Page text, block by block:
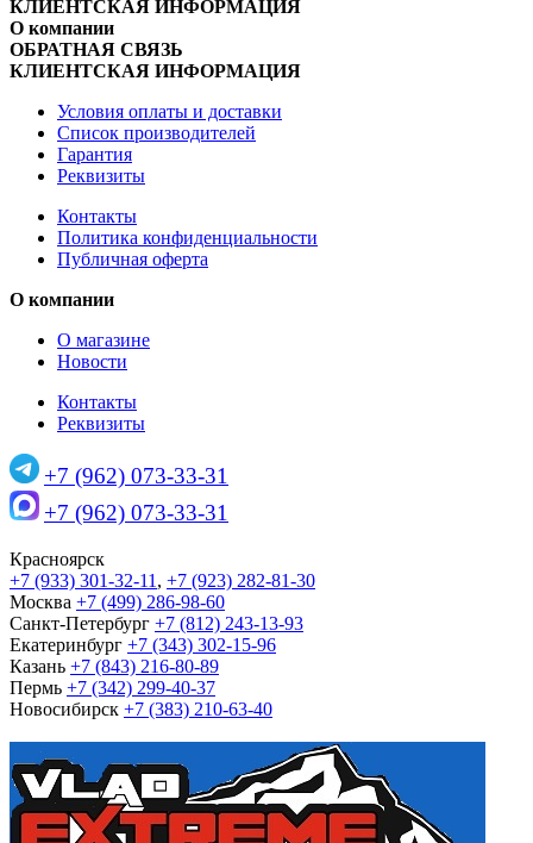
КЛИЕНТСКАЯ ИНФОРМАЦИЯ
О компании
ОБРАТНАЯ СВЯЗЬ
КЛИЕНТСКАЯ ИНФОРМАЦИЯ
Условия оплаты и доставки
Список производителей
Гарантия
Реквизиты
Контакты
Политика конфиденциальности
Публичная оферта
О компании
О магазине
Новости
Контакты
Реквизиты
+7 (962) 073-33-31
+7 (962) 073-33-31
Красноярск
+7 (933) 301-32-11 , +7 (923) 282-81-30
Москва +7 (499) 286-98-60
Санкт-Петербург +7 (812) 243-13-93
Екатеринбург +7 (343) 302-15-96
Казань +7 (843) 216-80-89
Пермь +7 (342) 299-40-37
Новосибирск +7 (383) 210-63-40